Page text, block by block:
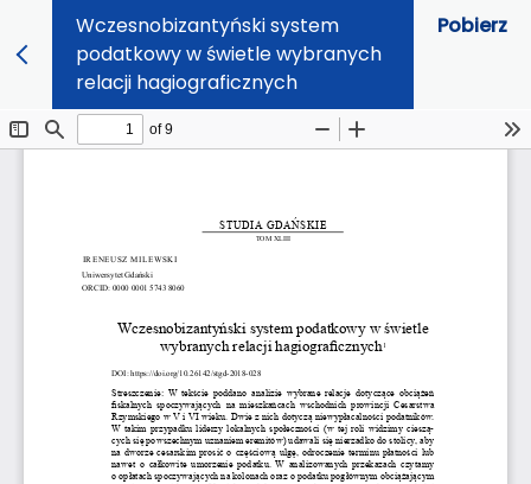
Wczesnobizantyński system
podatkowy w świetle wybranych
relacji hagiograficznych
Pobierz